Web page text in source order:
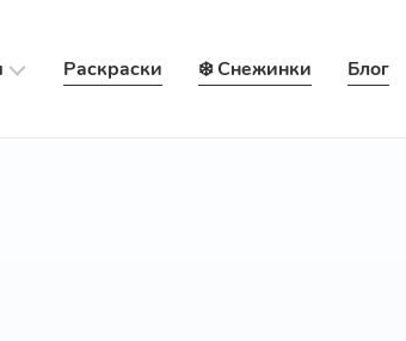
Раскраски ❄️ Снежинки Блог